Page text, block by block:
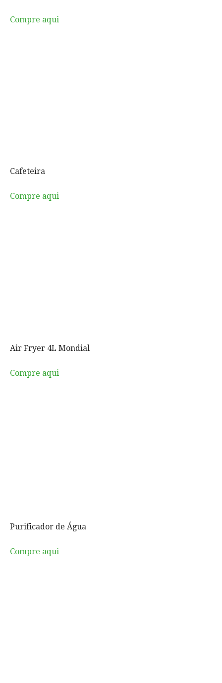
Compre aqui
Cafeteira
Compre aqui
Air Fryer 4L Mondial
Compre aqui
Purificador de Água
Compre aqui